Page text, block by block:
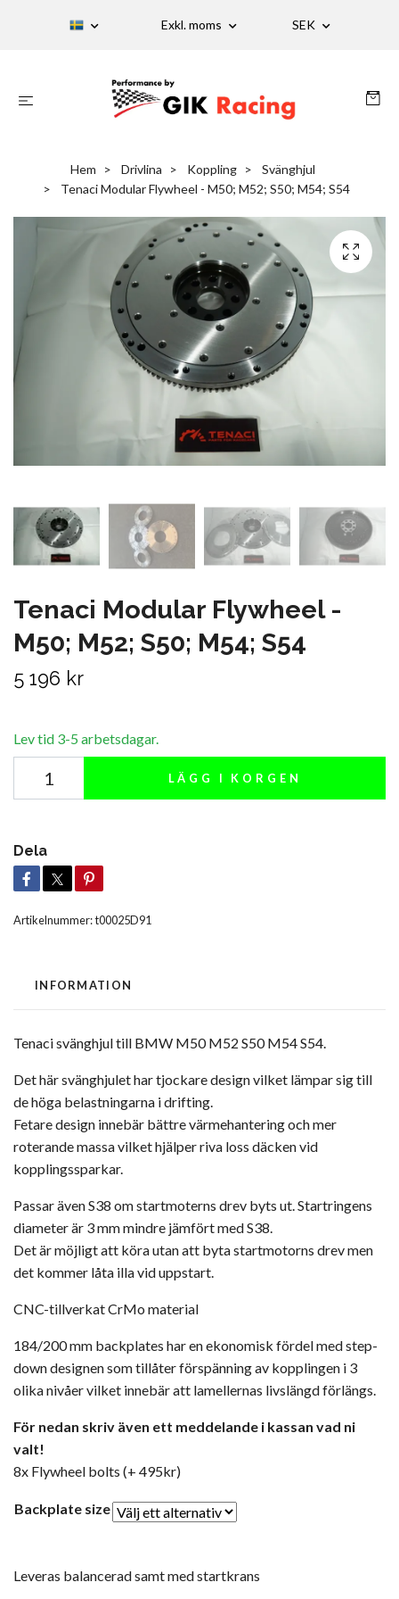
Exkl. moms SEK
Hem Drivlina Koppling
Svänghjul
Tenaci Modular Flywheel - M50; M52; S50; M54; S54
Tenaci Modular Flywheel -
M50; M52; S50; M54; S54
5 196 kr
Lev tid 3-5 arbetsdagar.
LÄGG I KORGEN
Dela
Artikelnummer:t00025D91
INFORMATION
Tenaci svänghjul till BMW M50 M52 S50 M54 S54.
Det här svänghjulet har tjockare design vilket lämpar sig till
de höga belastningarna i drifting.
Fetare design innebär bättre värmehantering och mer
roterande massa vilket hjälper riva loss däcken vid
kopplingssparkar.
Passar även S38 om startmoterns drev byts ut. Startringens
diameter är 3 mm mindre jämfört med S38.
Det är möjligt att köra utan att byta startmotorns drev men
det kommer låta illa vid uppstart.
CNC-tillverkat CrMo material
184/200 mm backplates har en ekonomisk fördel med step-
down designen som tillåter förspänning av kopplingen i 3
olika nivåer vilket innebär att lamellernas livslängd förlängs.
För nedan skriv även ett meddelande i kassan vad ni
valt!
8x Flywheel bolts (+ 495kr)
Backplate size
Leveras balancerad samt med startkrans